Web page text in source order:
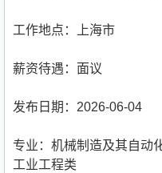
工作地点：上海市
薪资待遇：面议
发布日期：2026-06-04
专业：机械制造及其自动
工业工程类